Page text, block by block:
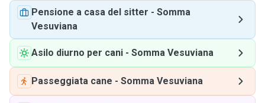
Pensione a casa del sitter - Somma
Vesuviana
Asilo diurno per cani - Somma Vesuviana
Passeggiata cane - Somma Vesuviana